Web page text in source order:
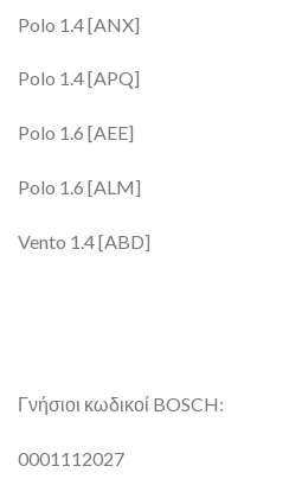
Polo 1.4 [ANX]
Polo 1.4 [APQ]
Polo 1.6 [AEE]
Polo 1.6 [ALM]
Vento 1.4 [ABD]
Γνήσιοι κωδικοί BOSCH:
0001112027